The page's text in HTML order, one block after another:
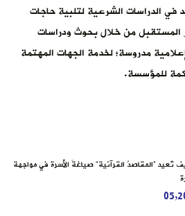
الدراسات الشرعية لتلبية حاجات
المستقبل من خلال بحوث ودراسات
مدروسة؛ لخدمة الجهات المهتمة
للمؤسسة.
تُعيد “المقاصدُ القرآنية” صياغةَ الأسرة في مواجهة